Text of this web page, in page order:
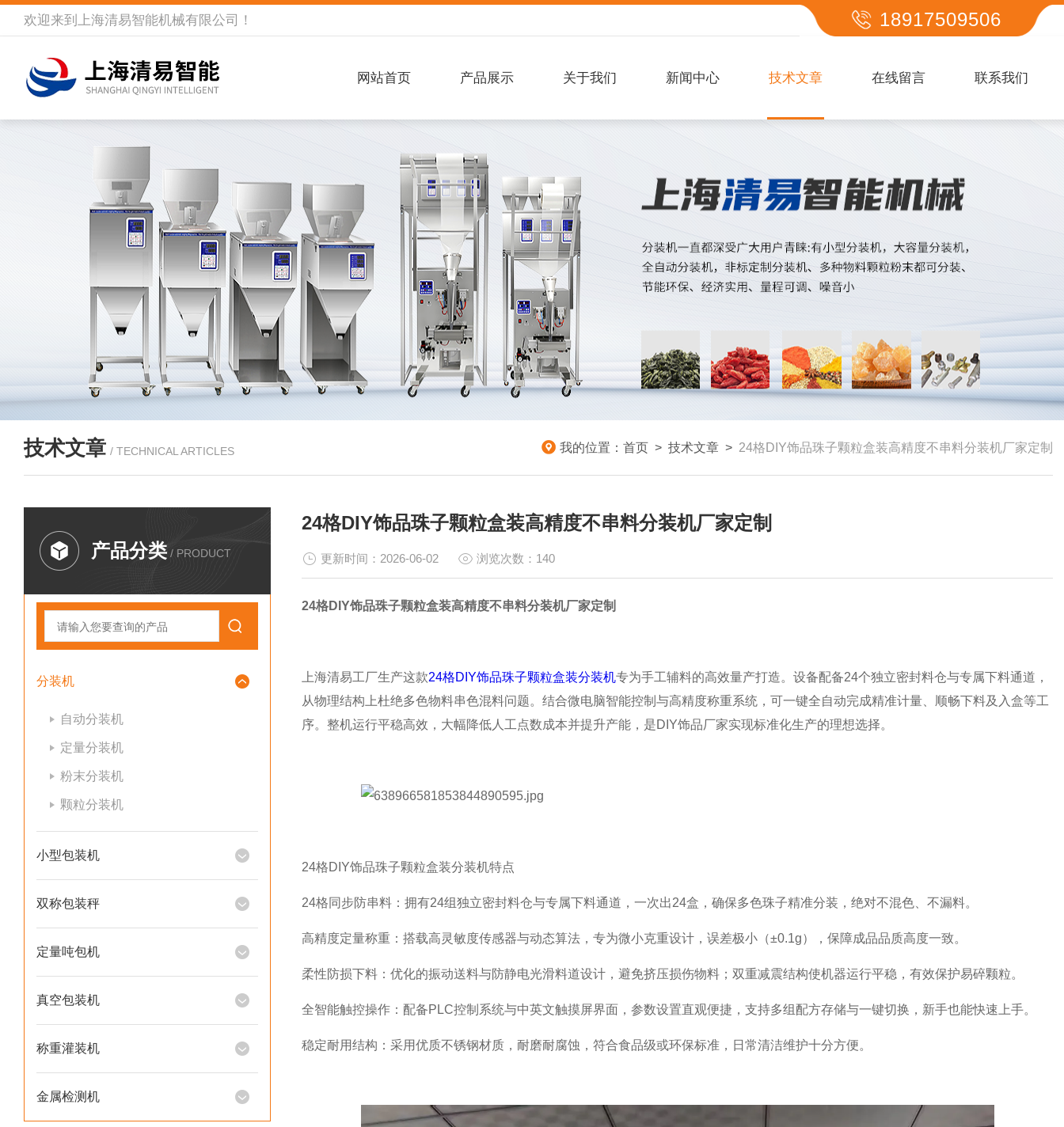
欢迎来到 上海清易智能机械有限公司 ！ 18917509506
网站首页 产品展示 关于我们 新闻中心 技术文章 在线留言 联系我们
技术文章 / TECHNICAL ARTICLES 我的位置： 首页 > 技术文章 > 24格DIY饰品珠子颗粒盒装高精度不串料分装机厂家定制
产品分类 / PRODUCT
分装机
自动分装机
定量分装机
粉末分装机
颗粒分装机
小型包装机
双称包装秤
定量吨包机
真空包装机
称重灌装机
金属检测机
24格DIY饰品珠子颗粒盒装高精度不串料分装机厂家定制
更新时间：2026-06-02 浏览次数：140
24格DIY饰品珠子颗粒盒装高精度不串料分装机厂家定制
上海清易工厂生产这款24格DIY饰品珠子颗粒盒装分装机专为手工辅料的高效量产打造。设备配备24个独立密封料仓与专属下料通道，
从物理结构上杜绝多色物料串色混料问题。结合微电脑智能控制与高精度称重系统，可一键全自动完成精准计量、顺畅下料及入盒等工
序。整机运行平稳高效，大幅降低人工点数成本并提升产能，是DIY饰品厂家实现标准化生产的理想选择。
24格DIY饰品珠子颗粒盒装分装机特点
24格同步防串料：拥有24组独立密封料仓与专属下料通道，一次出24盒，确保多色珠子精准分装，绝对不混色、不漏料。
高精度定量称重：搭载高灵敏度传感器与动态算法，专为微小克重设计，误差极小（±0.1g），保障成品品质高度一致。
柔性防损下料：优化的振动送料与防静电光滑料道设计，避免挤压损伤物料；双重减震结构使机器运行平稳，有效保护易碎颗粒。
全智能触控操作：配备PLC控制系统与中英文触摸屏界面，参数设置直观便捷，支持多组配方存储与一键切换，新手也能快速上手。
稳定耐用结构：采用优质不锈钢材质，耐磨耐腐蚀，符合食品级或环保标准，日常清洁维护十分方便。